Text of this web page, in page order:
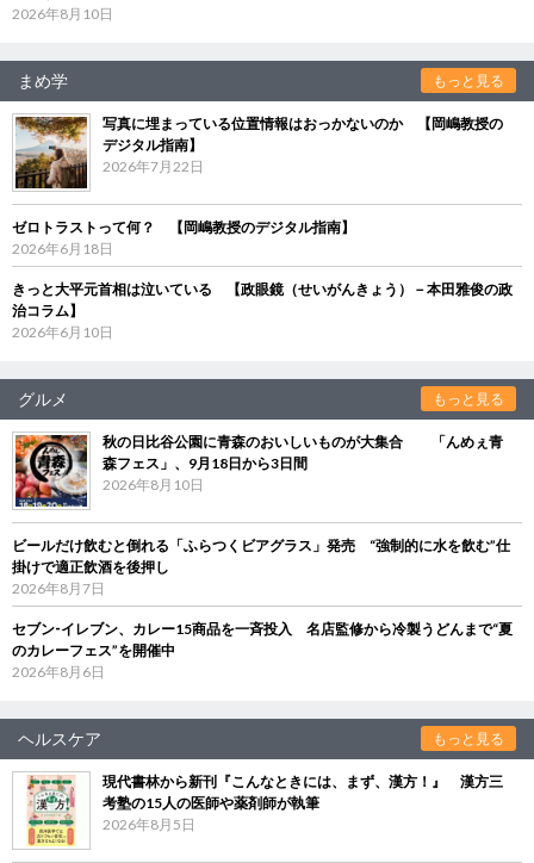
2026年8月10日
まめ学 もっと見る
写真に埋まっている位置情報はおっかないのか 【岡嶋教授の
デジタル指南】
2026年7月22日
ゼロトラストって何？ 【岡嶋教授のデジタル指南】
2026年6月18日
きっと大平元首相は泣いている 【政眼鏡（せいがんきょう）－本田雅俊の政
治コラム】
2026年6月10日
グルメ もっと見る
秋の日比谷公園に青森のおいしいものが大集合 「んめぇ青
森フェス」、9月18日から3日間
2026年8月10日
ビールだけ飲むと倒れる「ふらつくビアグラス」発売 “強制的に水を飲む”仕
掛けで適正飲酒を後押し
2026年8月7日
セブン‐イレブン、カレー15商品を一斉投入 名店監修から冷製うどんまで“夏
のカレーフェス”を開催中
2026年8月6日
ヘルスケア もっと見る
現代書林から新刊『こんなときには、まず、漢方！』 漢方三
考塾の15人の医師や薬剤師が執筆
2026年8月5日